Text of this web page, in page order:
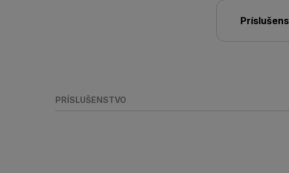
PRÍSLUŠENSTVO